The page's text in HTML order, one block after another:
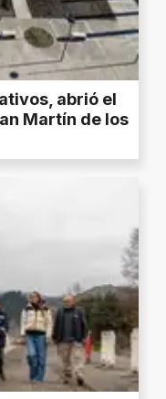
abrió el
Martín de los